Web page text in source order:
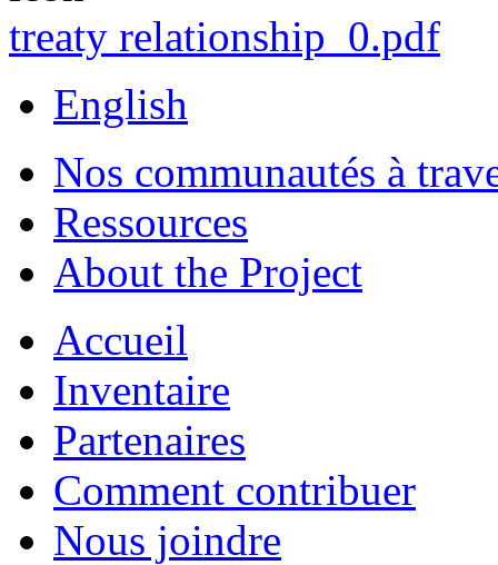
treaty relationship_0.pdf
English
Nos communautés à
Ressources
About the Project
Accueil
Inventaire
Partenaires
Comment contribuer
Nous joindre